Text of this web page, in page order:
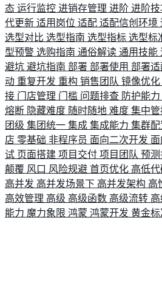
态 运行监控 进销存管理 进阶 进阶技
代更新 适用岗位 适配 适配信创环境
选型对比 选型指南 选型指标 选型标
型预警 选购指南 通俗解读 通用技能
避坑 避坑指南 部署 部署使用 部署适
动 重复开发 重构 销售团队 镜像优化
接 门店管理 门槛 问题排查 防护能力
熔断 隐藏难度 随时随地 难度 集中管
团级 集团统一 集成 集成能力 集群
店 零基础 非程序员 面向二次开发
试 页面搭建 项目交付 项目团队 预测
颠覆 风口 风险规避 首页优化 高低
高并发 高并发场景下 高并发架构 高
高效管理 高级 高级函数 高级流转
能力 魔力象限 鸿蒙 鸿蒙开发 黄金标